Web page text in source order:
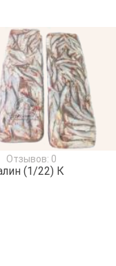
Отзывов: 0
(1/22) К